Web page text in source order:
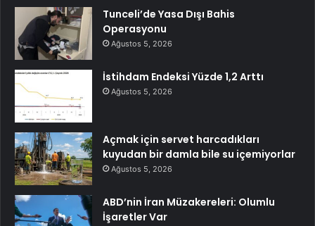
Tunceli’de Yasa Dışı Bahis
Operasyonu
Ağustos 5, 2026
İstihdam Endeksi Yüzde 1,2 Arttı
Ağustos 5, 2026
Açmak için servet harcadıkları
kuyudan bir damla bile su içemiyorlar
Ağustos 5, 2026
ABD’nin İran Müzakereleri: Olumlu
İşaretler Var